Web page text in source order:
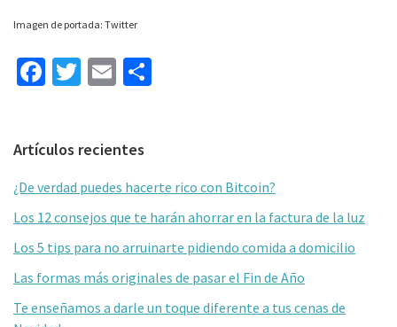
Imagen de portada: Twitter
Fa
o
o
k
T
er
E
l
ar
tir
Barra
lateral
primaria
Artículos recientes
¿De verdad puedes hacerte rico con Bitcoin?
Los 12 consejos que te harán ahorrar en la factura de la luz
Los 5 tips para no arruinarte pidiendo comida a domicilio
Las formas más originales de pasar el Fin de Año
Te enseñamos a darle un toque diferente a tus cenas de